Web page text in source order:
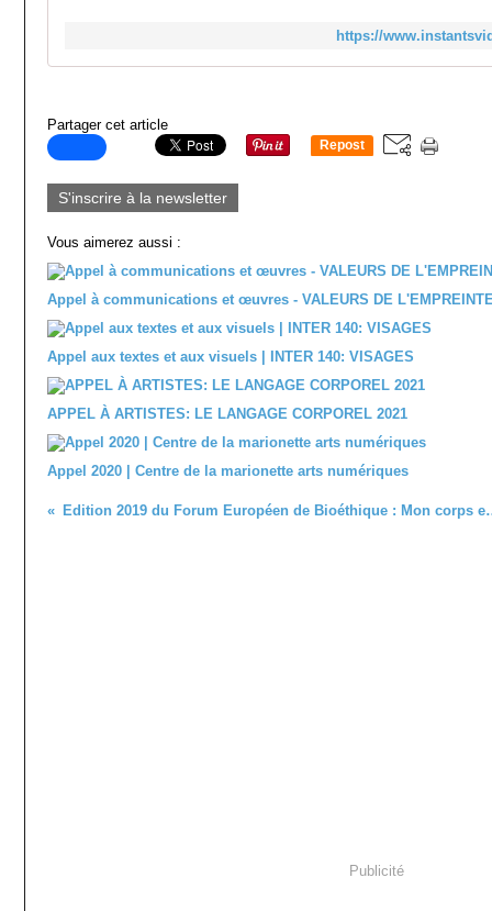
https://
Partager cet article
Repost
S'inscrire à la newsletter
Vous aimerez aussi :
Appel à communications et œuvres - VALEURS DE
Appel aux textes et aux visuels | INTER 140: VISAGES
APPEL À ARTISTES: LE LANGAGE CORPOREL 2021
Appel 2020 | Centre de la marionette arts numériques
Edition 2019 du Forum
Publicité